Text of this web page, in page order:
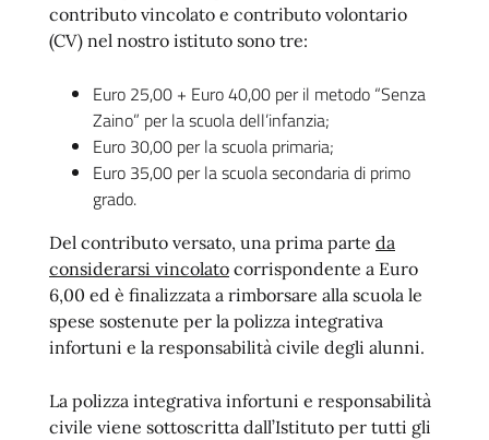
contributo vincolato e contributo volontario
(CV) nel nostro istituto sono tre:
Euro 25,00 + Euro 40,00 per il metodo “Senza
Zaino” per la scuola dell’infanzia;
Euro 30,00 per la scuola primaria;
Euro 35,00 per la scuola secondaria di primo
grado.
Del contributo versato, una prima parte da
considerarsi vincolato corrispondente a Euro
6,00 ed è finalizzata a rimborsare alla scuola le
spese sostenute per la polizza integrativa
infortuni e la responsabilità civile degli alunni.
La polizza integrativa infortuni e responsabilità
civile viene sottoscritta dall’Istituto per tutti gli